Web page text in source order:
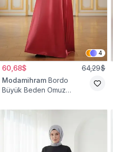
4
60,68$ 64,29$
Modamihram Bordo
Büyük Beden Omuz